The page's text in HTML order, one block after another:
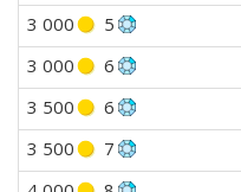
3 000
5
3 000
6
3 500
6
3 500
7